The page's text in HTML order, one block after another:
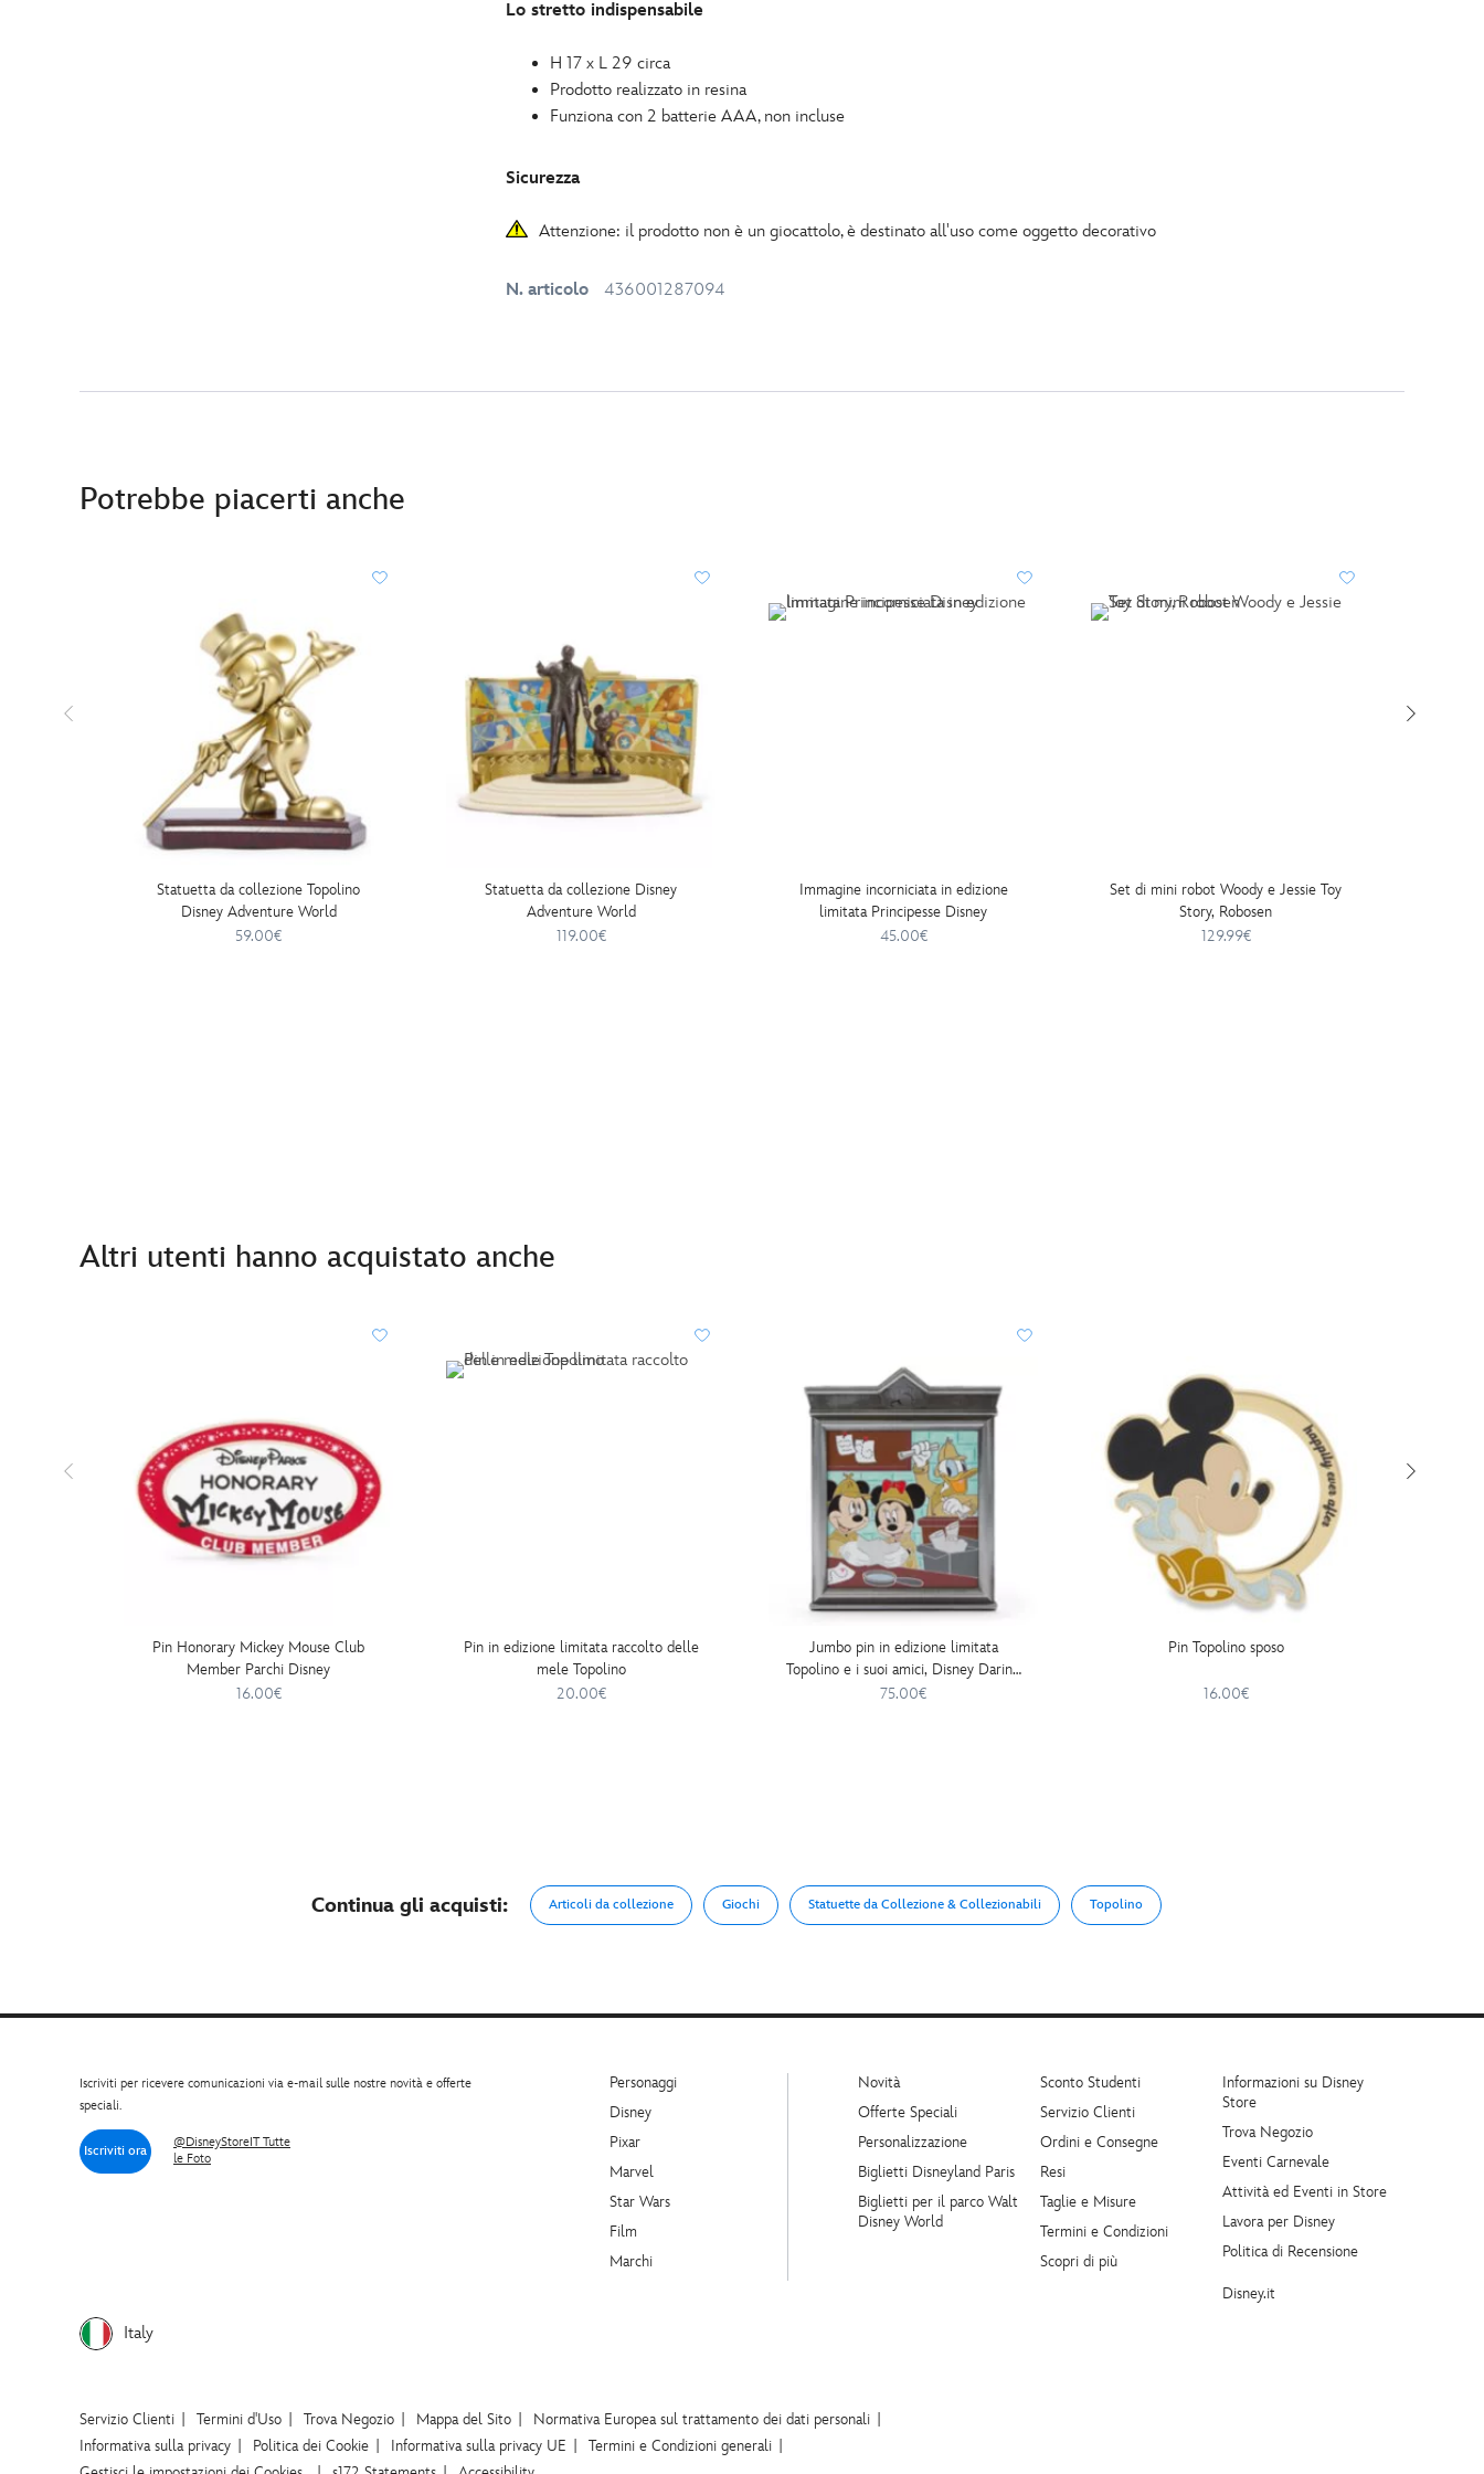
Lo stretto indispensabile
H 17 x L 29 circa
Prodotto realizzato in resina
Funziona con 2 batterie AAA, non incluse
Sicurezza
Attenzione: il prodotto non è un giocattolo, è destinato all'uso come oggetto decorativo
N. articolo 436001287094
Potrebbe piacerti anche
Statuetta da collezione Topolino
Disney Adventure World
59.00€
Statuetta da collezione Disney
Adventure World
119.00€
Immagine incorniciata in edizione
limitata Principesse Disney
45.00€
Set di mini robot Woody e Jessie Toy
Story, Robosen
129.99€
Altri utenti hanno acquistato anche
Pin Honorary Mickey Mouse Club
Member Parchi Disney
16.00€
Pin in edizione limitata raccolto delle
mele Topolino
20.00€
Jumbo pin in edizione limitata
Topolino e i suoi amici, Disney Daring
Detectives
75.00€
Pin Topolino sposo
16.00€
Continua gli acquisti: Articoli da collezione Giochi Statuette da Collezione & Collezionabili Topolino
Iscriviti per ricevere comunicazioni via e-mail sulle nostre novità e offerte
speciali.
Iscriviti ora
@DisneyStoreIT Tutte
le Foto
Italy
Personaggi
Disney
Pixar
Marvel
Star Wars
Film
Marchi
Novità
Offerte Speciali
Personalizzazione
Biglietti Disneyland Paris
Biglietti per il parco Walt
Disney World
Sconto Studenti
Servizio Clienti
Ordini e Consegne
Resi
Taglie e Misure
Termini e Condizioni
Scopri di più
Informazioni su Disney
Store
Trova Negozio
Eventi Carnevale
Attività ed Eventi in Store
Lavora per Disney
Politica di Recensione
Disney.it
Servizio Clienti Termini d'Uso Trova Negozio Mappa del Sito
Normativa Europea sul trattamento dei dati personali
Informativa sulla privacy
Politica dei Cookie Informativa sulla privacy UE
Termini e Condizioni generali